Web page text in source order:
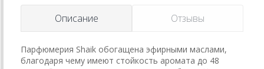
Описание Отзывы
Парфюмерия Shaik обогащена эфирными маслами,
благодаря чему имеют стойкость аромата до 48